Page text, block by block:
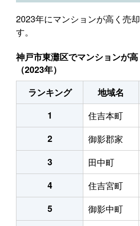
2023年にマンションが高く売
す。
神戸市東灘区でマンションが
（2023年）
ランキング
地域名
1
住吉本町
2
御影郡家
3
田中町
4
住吉宮町
5
御影中町